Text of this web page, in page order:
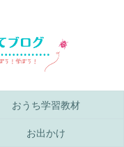
おうち学習教材
お出かけ